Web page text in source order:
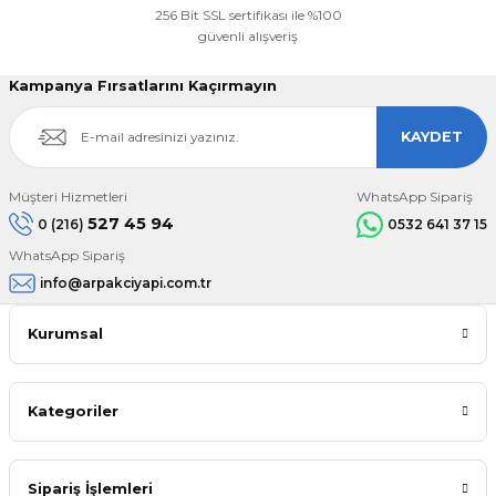
256 Bit SSL sertifikası ile %100
güvenli alışveriş
Kampanya Fırsatlarını Kaçırmayın
KAYDET
Müşteri Hizmetleri
0 (216) 527 45 94
WhatsApp Sipariş
0532 641 37 15
WhatsApp Sipariş
info@arpakciyapi.com.tr
Kurumsal
Kategoriler
Sipariş İşlemleri